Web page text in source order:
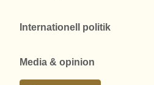
Internationell politik
Media & opinion